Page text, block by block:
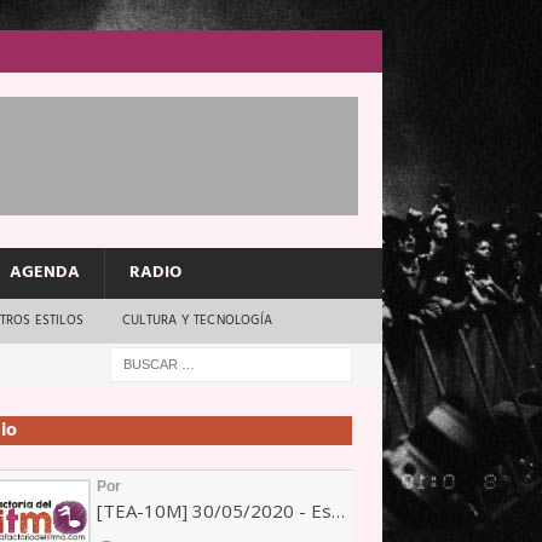
AGENDA RADIO
ESTILOS CULTURA Y TECNOLOGÍA